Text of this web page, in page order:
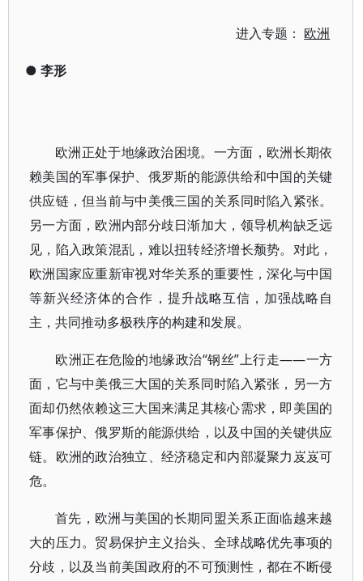
进入专题： 欧洲
● 李形
欧洲正处于地缘政治困境。一方面，欧洲长期依
赖美国的军事保护、俄罗斯的能源供给和中国的关键
供应链，但当前与中美俄三国的关系同时陷入紧张。
另一方面，欧洲内部分歧日渐加大，领导机构缺乏远
见，陷入政策混乱，难以扭转经济增长颓势。对此，
欧洲国家应重新审视对华关系的重要性，深化与中国
等新兴经济体的合作，提升战略互信，加强战略自
主，共同推动多极秩序的构建和发展。
欧洲正在危险的地缘政治“钢丝”上行走——一方
面，它与中美俄三大国的关系同时陷入紧张，另一方
面却仍然依赖这三大国来满足其核心需求，即美国的
军事保护、俄罗斯的能源供给，以及中国的关键供应
链。欧洲的政治独立、经济稳定和内部凝聚力岌岌可
危。
首先，欧洲与美国的长期同盟关系正面临越来越
大的压力。贸易保护主义抬头、全球战略优先事项的
分歧，以及当前美国政府的不可预测性，都在不断侵